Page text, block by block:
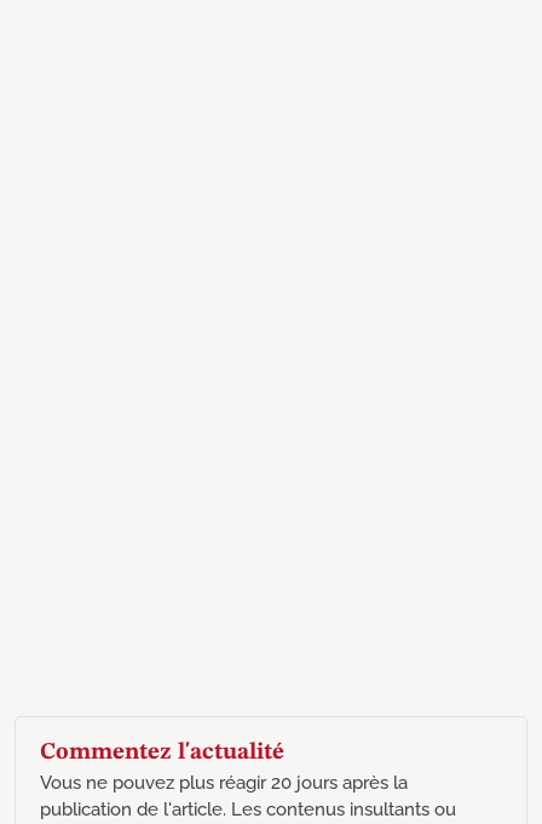
Commentez l'actualité
Vous ne pouvez plus réagir 20 jours après la
publication de l'article. Les contenus insultants ou